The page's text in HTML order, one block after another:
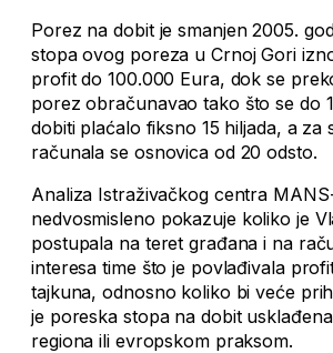
Porez na dobit je smanjen 2005.
stopa ovog poreza u Crnoj Gori
profit do 100.000 Eura, dok se
porez obračunavao tako što se do
dobiti plaćalo fiksno 15 hiljada, a za
računala se osnovica od 20 odsto.
Analiza Istraživačkog centra
nedvosmisleno pokazuje koliko je
postupala na teret građana i na
interesa time što je povlađivala
tajkuna, odnosno koliko bi veće
je poreska stopa na dobit
regiona ili evropskom praksom.